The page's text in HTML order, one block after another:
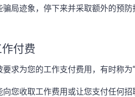
骗局迹象，停下来并采取额外的预
付费
求为您的工作支付费用，有时称为“
向您收取工作费用或让您支付任何